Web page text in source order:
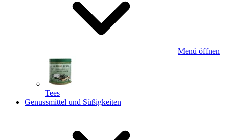
Menü öffnen
Tees
Genussmittel und Süßigkeiten